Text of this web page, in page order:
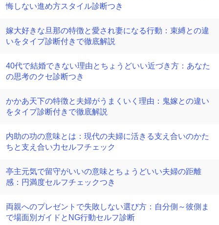
悔しない進め方スタイル診断つき
嫁大好きな旦那の特徴と愛され妻になる行動：束縛との違
いをタイプ診断付きで徹底解説
40代で結婚できない理由とちょうどいい近づき方：あなた
の思考のクセ診断つき
かかあ天下の特徴と夫婦がうまくいく理由：鬼嫁との違い
をタイプ診断付きで徹底解説
内助の功の意味とは：現代の夫婦に活きる支え合いのかた
ちと支え合い力セルフチェック
亭主元気で留守がいいの意味とちょうどいい夫婦の距離
感：円満度セルフチェックつき
両親へのプレゼントで失敗しない選び方：自分側～彼側ま
で場面別ガイドとNG行動セルフ診断